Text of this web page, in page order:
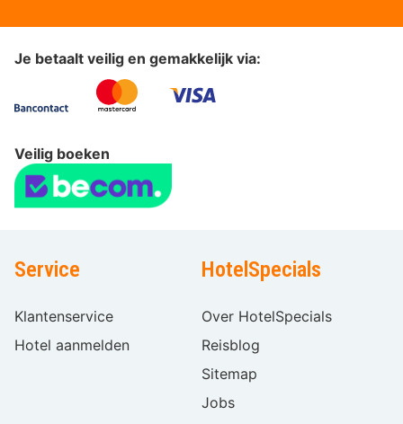
Je betaalt veilig en gemakkelijk via:
Veilig boeken
Service
Klantenservice
Hotel aanmelden
HotelSpecials
Over HotelSpecials
Reisblog
Sitemap
Jobs